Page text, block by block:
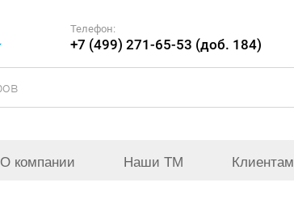
Телефон:
+7 (499) 271-65-53 (доб. 184)
О компании Наши ТМ Клиентам